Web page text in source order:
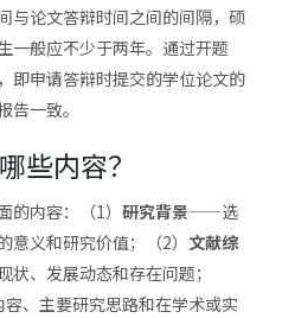
与论文答辩时间之间的间隔，硕
一般应不少于两年。通过开题
即申请答辩时提交的学位论文的
一致。
些内容？
内容：（1） 研究背景——选
义和研究价值；（2） 文献综
、发展动态和存在问题；
、主要研究思路和在学术或实